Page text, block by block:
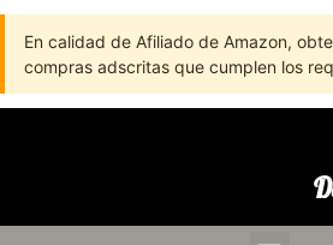
En calidad de Afiliado de Amazon,
compras adscritas que cumplen los